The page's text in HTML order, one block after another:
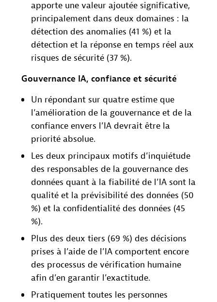
apporte une valeur ajoutée significative,
principalement dans deux domaines : la
détection des anomalies (41 %) et la
détection et la réponse en temps réel aux
risques de sécurité (37 %).
Gouvernance IA, confiance et sécurité
Un répondant sur quatre estime que
l’amélioration de la gouvernance et de la
confiance envers l’IA devrait être la
priorité absolue.
Les deux principaux motifs d’inquiétude
des responsables de la gouvernance des
données quant à la fiabilité de l’IA sont la
qualité et la prévisibilité des données (50
%) et la confidentialité des données (45
%).
Plus des deux tiers (69 %) des décisions
prises à l’aide de l’IA comportent encore
des processus de vérification humaine
afin d’en garantir l’exactitude.
Pratiquement toutes les personnes